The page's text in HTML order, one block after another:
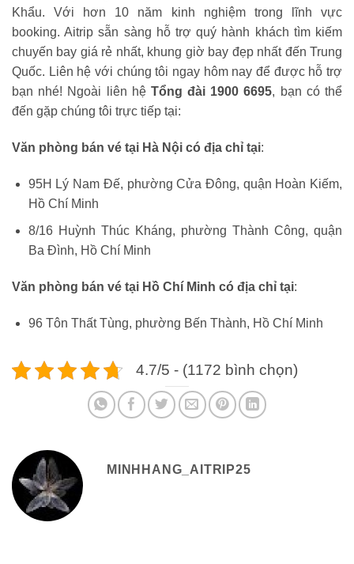
Khẩu. Với hơn 10 năm kinh nghiệm trong lĩnh vực
booking. Aitrip sẵn sàng hỗ trợ quý hành khách tìm kiếm
chuyến bay giá rẻ nhất, khung giờ bay đẹp nhất đến Trung
Quốc. Liên hệ với chúng tôi ngay hôm nay để được hỗ trợ
bạn nhé! Ngoài liên hệ Tổng đài 1900 6695, bạn có thể
đến gặp chúng tôi trực tiếp tại:
Văn phòng bán vé tại Hà Nội có địa chỉ tại:
95H Lý Nam Đế, phường Cửa Đông, quận Hoàn Kiếm,
Hồ Chí Minh
8/16 Huỳnh Thúc Kháng, phường Thành Công, quận
Ba Đình, Hồ Chí Minh
Văn phòng bán vé tại Hồ Chí Minh có địa chỉ tại:
96 Tôn Thất Tùng, phường Bến Thành, Hồ Chí Minh
4.7/5 - (1172 bình chọn)
MINHHANG_AITRIP25